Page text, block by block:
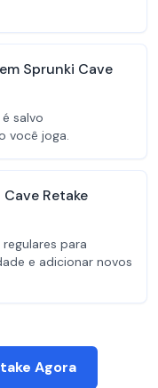
Sprunki Cave
salvo
você joga.
Retake
para
e adicionar novos
Agora